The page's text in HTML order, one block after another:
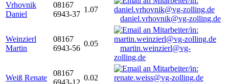
Vrhovnik
Daniel
08167
6943-37
1.07
daniel.vrhovnik@vg-zolling.de
Weinzierl
Martin
08167
6943-56
0.05
martin.weinzierl@vg-
zolling.de
Weiß Renate
08167
0.02